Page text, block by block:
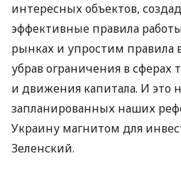
интересных объектов,
эффективные правила
рынках и упростим правила
убрав ограничения в
и движения капитала. И это
запланированных наших
Украину магнитом для
Зеленский.